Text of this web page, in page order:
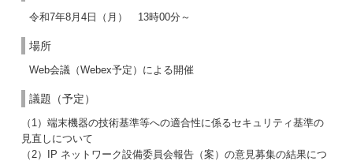
令和7年8月4日（月） 13時00分～
場所
Web会議（Webex予定）による開催
議題（予定）
（1）端末機器の技術基準等への適合性に係るセキュリティ基準の
見直しについて
（2）IP ネットワーク設備委員会報告（案）の意見募集の結果につ